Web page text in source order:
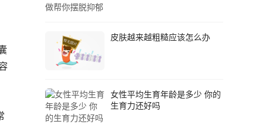
皮肤越来越粗糙应该怎么办
女性平均生育年龄是多少 你的
生育力还好吗